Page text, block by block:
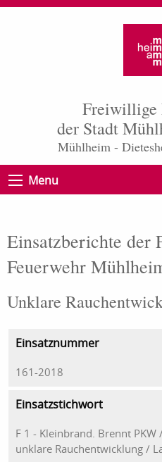
Freiwillige
der Stadt
Mühlheim -
Menu
Einsatzberichte der
Feuerwehr
Unklare
Einsatznummer
161-2018
Einsatzstichwort
F 1 - Kleinbrand. Brennt
unklare Rauchentwicklung /